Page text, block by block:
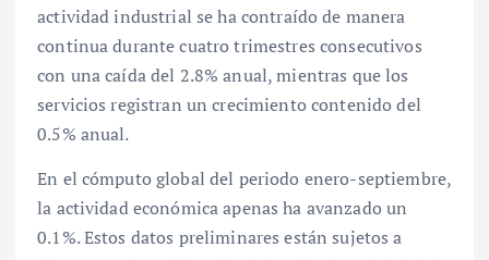
actividad industrial se ha contraído de manera
continua durante cuatro trimestres consecutivos
con una caída del 2.8% anual, mientras que los
servicios registran un crecimiento contenido del
0.5% anual.
En el cómputo global del periodo enero-septiembre,
la actividad económica apenas ha avanzado un
0.1%. Estos datos preliminares están sujetos a